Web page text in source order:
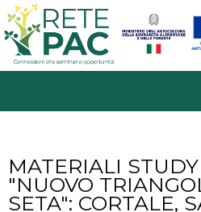
MATERIALI
"NUOVO
SETA": CORTALE,